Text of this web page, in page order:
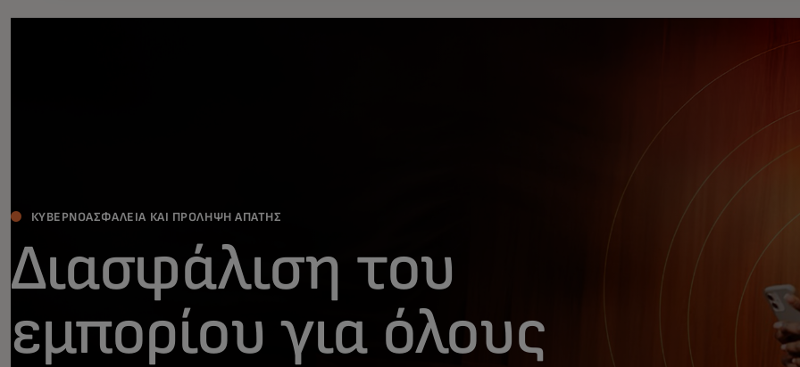
ΚΥΒΕΡΝΟΑΣΦΆΛΕΙΑ ΚΑΙ ΠΡΌΛΗΨΗ ΑΠΆΤΗΣ
Διασφάλιση του
εμπορίου για όλους